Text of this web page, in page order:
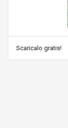
Scaricalo gratis!